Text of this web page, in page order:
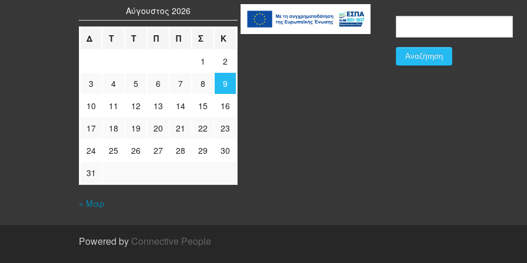
Αύγουστος 2026
Δ Τ Τ Π Π Σ
Κ
1
2
3
4 5 6 7 8
9
10
11 12 13 14 15
16
17
18 19 20 21 22
23
24
25 26 27 28 29
30
31
« Μαρ
Powered by Connective People